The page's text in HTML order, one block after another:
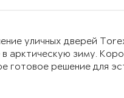
уличных дверей
арктическую зиму.
готовое решение для